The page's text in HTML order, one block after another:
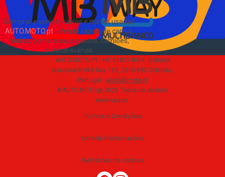
Comprar e vender carros e motas usadas
AUTO.MOTO.pt- Venda rápida de carros,
motas, comerciais, pesados, camiões,
autocaravanas
AUTO.MOTO.PT · NIF 518174034 · Estrada
Nacional N10-1 loja 189, 2815-892 Sobreda,
Portugal · apoio@moto.pt
©AUTO.MOTO.pt 2026 Todos os direitos
reservados.
Termos e Condições
Livro de Reclamações
Definições de cookies